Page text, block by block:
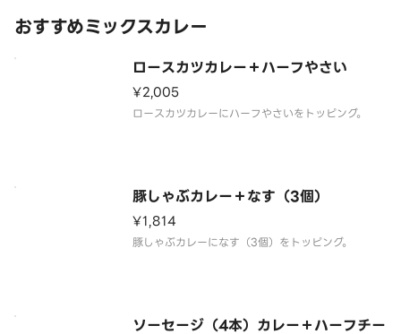
おすすめミックスカレー
ロースカツカレー＋ハーフやさい
¥2,005
ロースカツカレーにハーフやさいをトッピング。
豚しゃぶカレー＋なす（3個）
¥1,814
豚しゃぶカレーになす（3個）をトッピング。
ソーセージ（4本）カレー＋ハーフチー